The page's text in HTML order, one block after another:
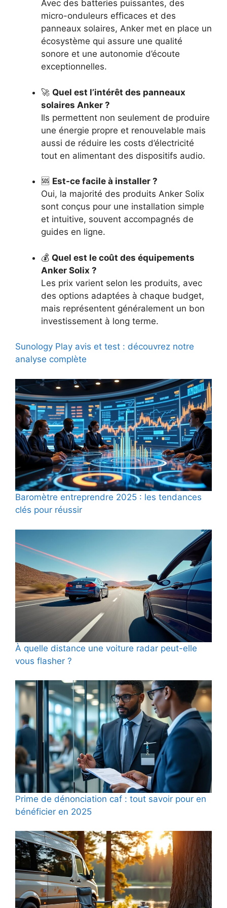
Avec des batteries puissantes, des
micro-onduleurs efficaces et des
panneaux solaires, Anker met en place un
écosystème qui assure une qualité
sonore et une autonomie d’écoute
exceptionnelles.
🚀 Quel est l’intérêt des panneaux
solaires Anker ?
Ils permettent non seulement de produire
une énergie propre et renouvelable mais
aussi de réduire les costs d’électricité
tout en alimentant des dispositifs audio.
🆘 Est-ce facile à installer ?
Oui, la majorité des produits Anker Solix
sont conçus pour une installation simple
et intuitive, souvent accompagnés de
guides en ligne.
💰 Quel est le coût des équipements
Anker Solix ?
Les prix varient selon les produits, avec
des options adaptées à chaque budget,
mais représentent généralement un bon
investissement à long terme.
Sunology Play avis et test : découvrez notre
analyse complète
Baromètre entreprendre 2025 : les tendances
clés pour réussir
À quelle distance une voiture radar peut-elle
vous flasher ?
Prime de dénonciation caf : tout savoir pour en
bénéficier en 2025